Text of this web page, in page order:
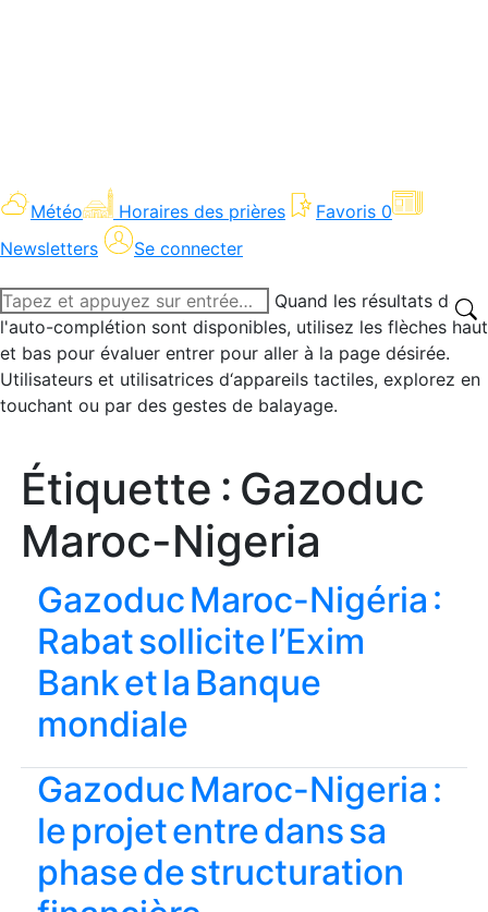
Météo Horaires des prières Favoris 0
Newsletters
Se connecter
Recherche
:
Quand les résultats de
l'auto-complétion sont disponibles, utilisez les flèches haut
et bas pour évaluer entrer pour aller à la page désirée.
Utilisateurs et utilisatrices d‘appareils tactiles, explorez en
touchant ou par des gestes de balayage.
Étiquette : Gazoduc
Maroc-Nigeria
Gazoduc Maroc-Nigéria :
Rabat sollicite l’Exim
Bank et la Banque
mondiale
Gazoduc Maroc-Nigeria :
le projet entre dans sa
phase de structuration